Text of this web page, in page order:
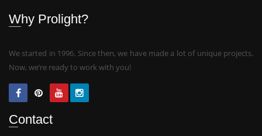
Why Prolight?
We started in 1996. Since then, we have made a lot of unique projects.
Now, we’re ready to work with you!
Contact